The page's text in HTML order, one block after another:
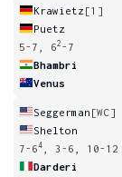
Krawietz [1]
Puetz
5-7, 62 -7
Bhambri
Venus
Seggerman [WC]
Shelton
7-64
, 3-6, 10-12
Darderi